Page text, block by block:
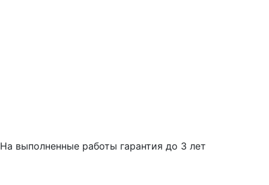
На выполненные работы гарантия до 3 лет